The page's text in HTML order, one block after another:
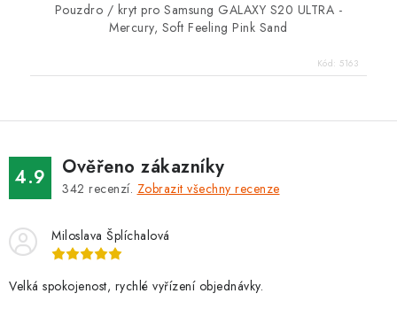
Pouzdro / kryt pro Samsung GALAXY S20 ULTRA -
Mercury, Soft Feeling Pink Sand
Kód: 5163
4.9 Ověřeno zákazníky
342 recenzí. Zobrazit všechny recenze
Miloslava Šplíchalová
Velká spokojenost, rychlé vyřízení objednávky.